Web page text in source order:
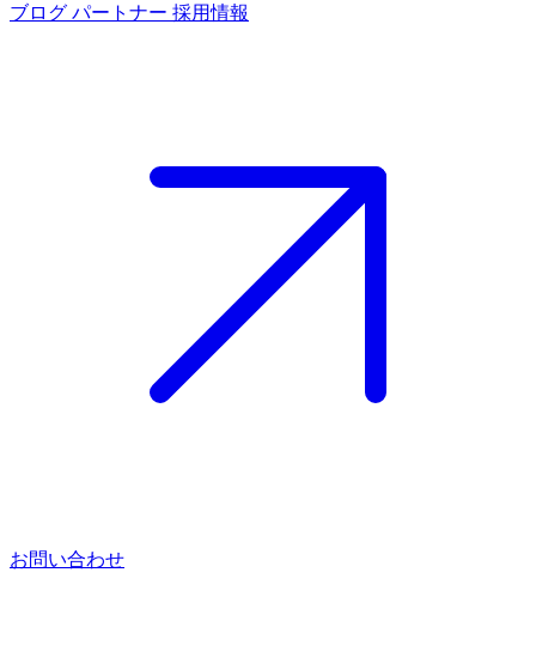
ブログ パートナー 採用情報
お問い合わせ